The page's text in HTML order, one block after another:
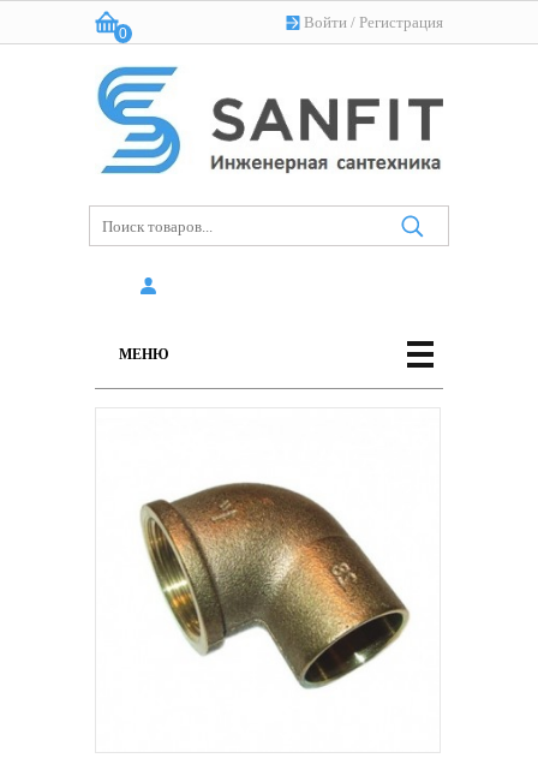
Войти / Регистрация
Корзина:
0
(пусто)
МЕНЮ